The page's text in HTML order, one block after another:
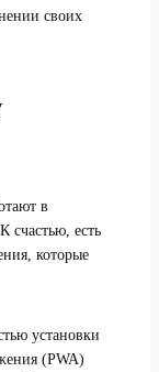
своих
в
счастью, есть
которые
установки
(PWA)